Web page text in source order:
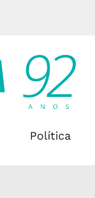
Política